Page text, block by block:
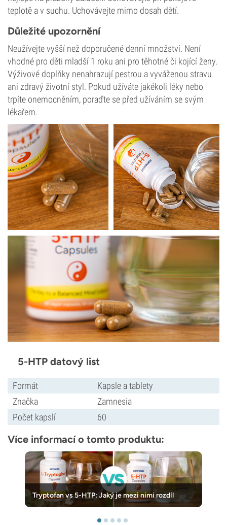
teplotě a v suchu. Uchovávejte mimo dosah dětí.
Důležité upozornění
Neužívejte vyšší než doporučené denní množství. Není
vhodné pro děti mladší 1 roku ani pro těhotné či kojící ženy.
Výživové doplňky nenahrazují pestrou a vyváženou stravu
ani zdravý životní styl. Pokud užíváte jakékoli léky nebo
trpíte onemocněním, poraďte se před užíváním se svým
lékařem.
5-HTP datový list
Formát
Kapsle a tablety
Značka
Zamnesia
Počet kapslí
60
Více informací o tomto produktu:
Tryptofan vs 5-HTP: Jaký je mezi nimi rozdíl